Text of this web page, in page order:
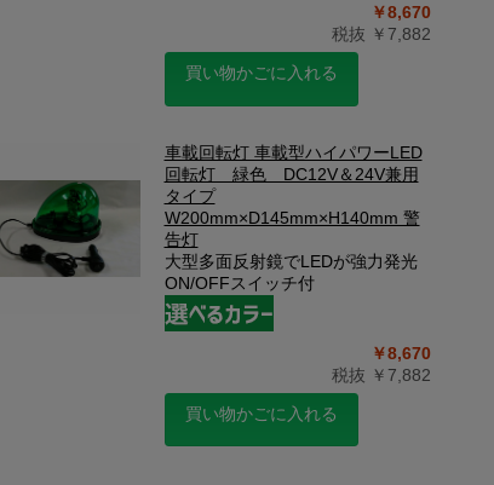
￥8,670
税抜 ￥7,882
買い物かごに入れる
車載回転灯 車載型ハイパワーLED
回転灯 緑色 DC12V＆24V兼用
タイプ
W200mm×D145mm×H140mm 警
告灯
大型多面反射鏡でLEDが強力発光
ON/OFFスイッチ付
￥8,670
税抜 ￥7,882
買い物かごに入れる